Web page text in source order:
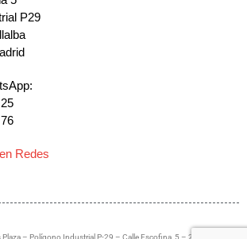
P29
Redes
– Polígono Industrial P-29 – Calle Escofina, 5 – 28400